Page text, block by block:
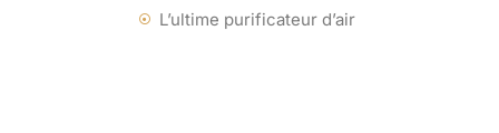
L’ultime purificateur d’air